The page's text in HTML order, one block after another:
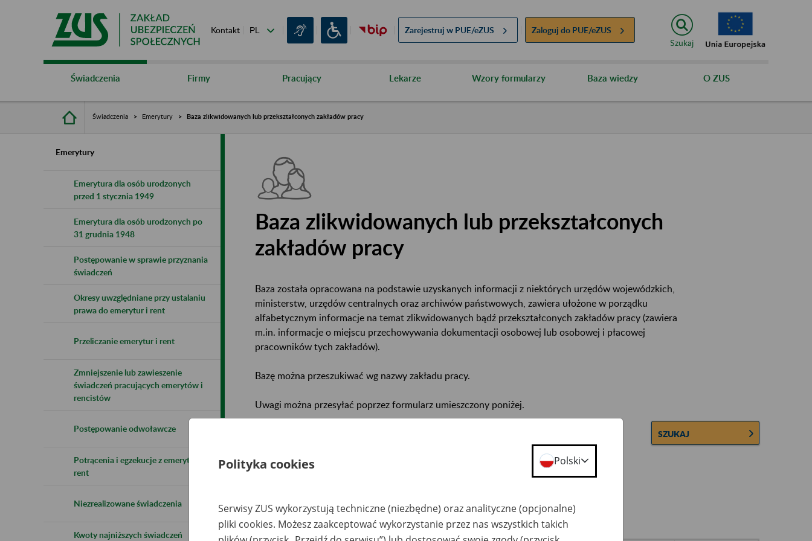
Kontakt Zarejestruj w PUE/eZUS Zaloguj do PUE/eZUS
Szukaj
Świadczenia Firmy Pracujący Lekarze Wzory formularzy Baza wiedzy O ZUS
Świadczenia Emerytury Baza zlikwidowanych lub przekształconych zakładów pracy
Emerytury
Emerytura dla osób urodzonych
przed 1 stycznia 1949
Emerytura dla osób urodzonych po
31 grudnia 1948
Postępowanie w sprawie przyznania
świadczeń
Okresy uwzględniane przy ustalaniu
prawa do emerytur i rent
Przeliczanie emerytur i rent
Zmniejszenie lub zawieszenie
świadczeń pracujących emerytów i
rencistów
Postępowanie odwoławcze
Potrącenia i egzekucje z emerytur i
rent
Niezrealizowane świadczenia
Kwoty najniższych świadczeń
Baza zlikwidowanych lub przekształconych
zakładów pracy
Baza została opracowana na podstawie uzyskanych informacji z niektórych urzędów wojewódzkich,
ministerstw, urzędów centralnych oraz archiwów państwowych, zawiera ułożone w porządku
alfabetycznym informacje na temat zlikwidowanych bądź przekształconych zakładów pracy (zawiera
m.in. informacje o miejscu przechowywania dokumentacji osobowej lub osobowej i płacowej
pracowników tych zakładów).
Bazę można przeszukiwać wg nazwy zakładu pracy.
Uwagi można przesyłać poprzez formularz umieszczony poniżej.
SZUKAJ
Wszystkie uwagi można przesyłać poprzez
Ukryj wszystkie pozycje bazy
Polityka cookies Polski
Serwisy ZUS wykorzystują techniczne (niezbędne) oraz analityczne (opcjonalne)
pliki cookies. Możesz zaakceptować wykorzystanie przez nas wszystkich takich